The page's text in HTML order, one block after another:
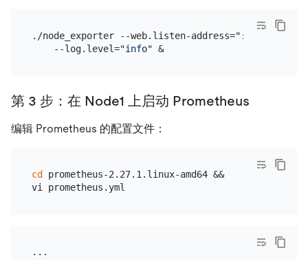
./node_exporter --web.listen-address=":9100"
    --log.level=
"info" &
第 3 步：在 Node1 上启动 Prometheus
编辑 Prometheus 的配置文件：
cd prometheus-2.27.1.linux-amd64 &&
...